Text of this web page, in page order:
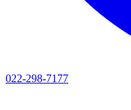
022-298-7177